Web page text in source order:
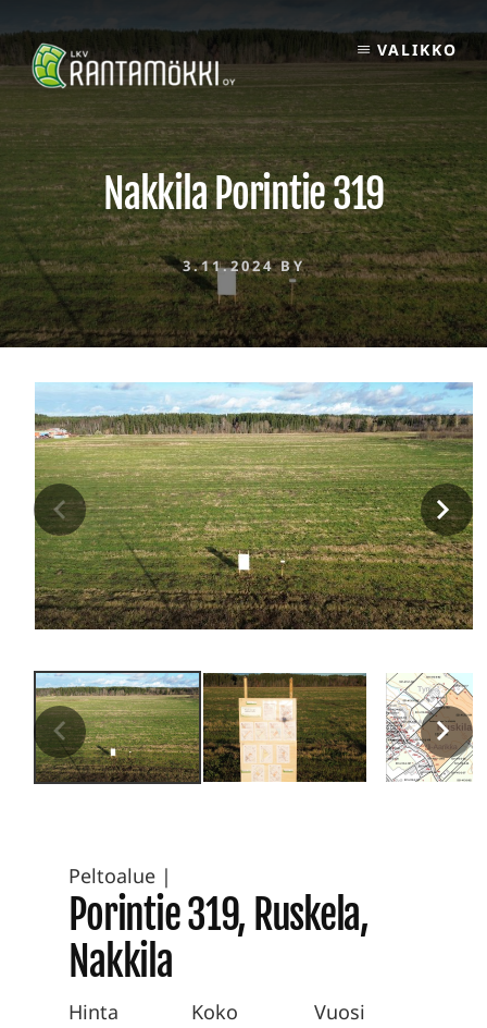
to
content
VALIKKO
Nakkila Porintie 319
3.11.2024BY
Peltoalue |
Porintie 319, Ruskela,
Nakkila
Hinta
Koko
Vuosi